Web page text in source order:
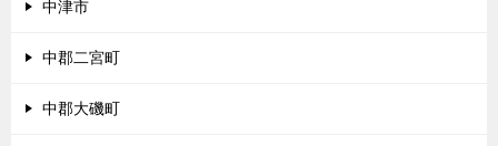
中津市
中郡二宮町
中郡大磯町